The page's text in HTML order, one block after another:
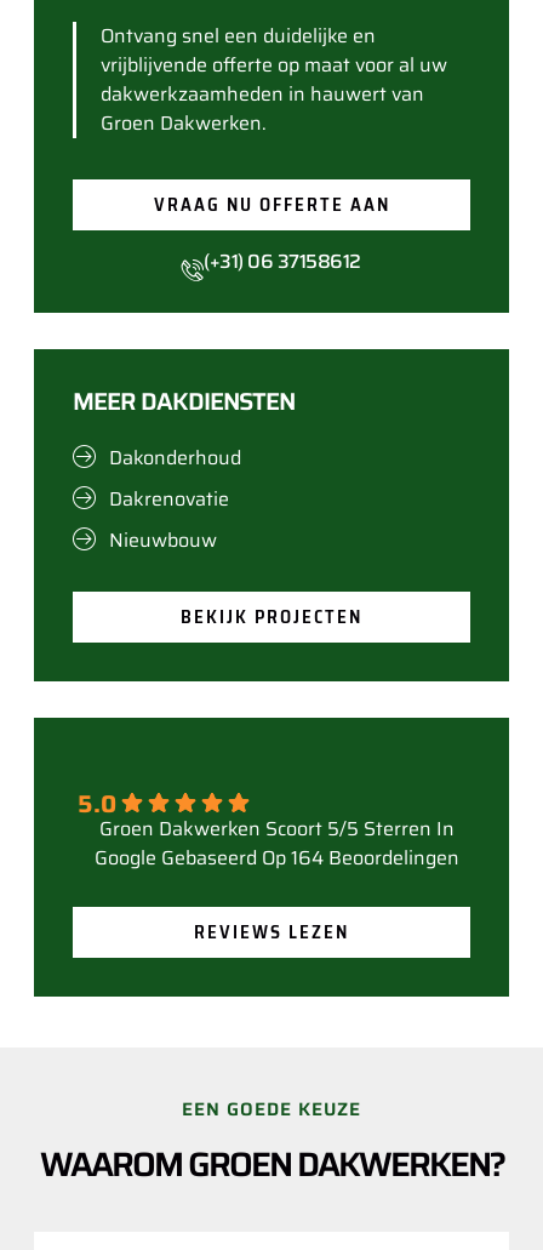
Ontvang snel een duidelijke en
vrijblijvende offerte op maat voor al uw
dakwerkzaamheden in hauwert van
Groen Dakwerken.
VRAAG NU OFFERTE AAN
(+31) 06 37158612
MEER DAKDIENSTEN
Dakonderhoud
Dakrenovatie
Nieuwbouw
BEKIJK PROJECTEN
5.0
Gebaseerd Op 164 Beoordelingen
REVIEWS LEZEN
EEN GOEDE KEUZE
WAAROM GROEN DAKWERKEN?